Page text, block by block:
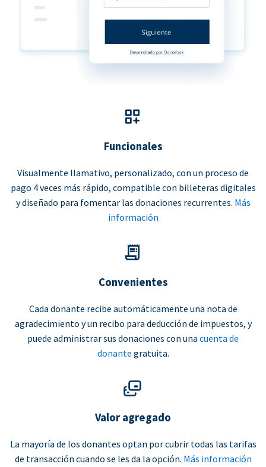
Funcionales
Visualmente llamativo, personalizado, con un proceso de
pago 4 veces más rápido, compatible con billeteras digitales
y diseñado para fomentar las donaciones recurrentes. Más
información
Convenientes
Cada donante recibe automáticamente una nota de
agradecimiento y un recibo para deducción de impuestos, y
puede administrar sus donaciones con una cuenta de
donante gratuita.
Valor agregado
La mayoría de los donantes optan por cubrir todas las tarifas
de transacción cuando se les da la opción. Más información